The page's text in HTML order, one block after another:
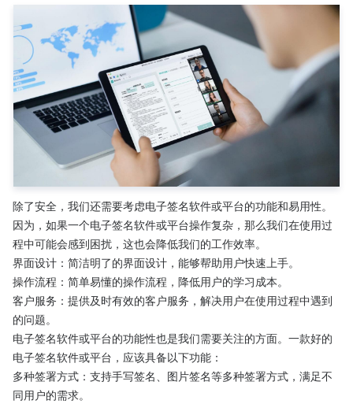
除了安全，我们还需要考虑电子签名软件或平台的功能和易用性。
因为，如果一个电子签名软件或平台操作复杂，那么我们在使用过
程中可能会感到困扰，这也会降低我们的工作效率。
界面设计：简洁明了的界面设计，能够帮助用户快速上手。
操作流程：简单易懂的操作流程，降低用户的学习成本。
客户服务：提供及时有效的客户服务，解决用户在使用过程中遇到
的问题。
电子签名软件或平台的功能性也是我们需要关注的方面。一款好的
电子签名软件或平台，应该具备以下功能：
多种签署方式：支持手写签名、图片签名等多种签署方式，满足不
同用户的需求。